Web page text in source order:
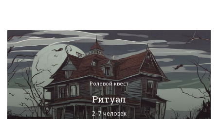
Ролевой квест
Ритуал
2–7 человек